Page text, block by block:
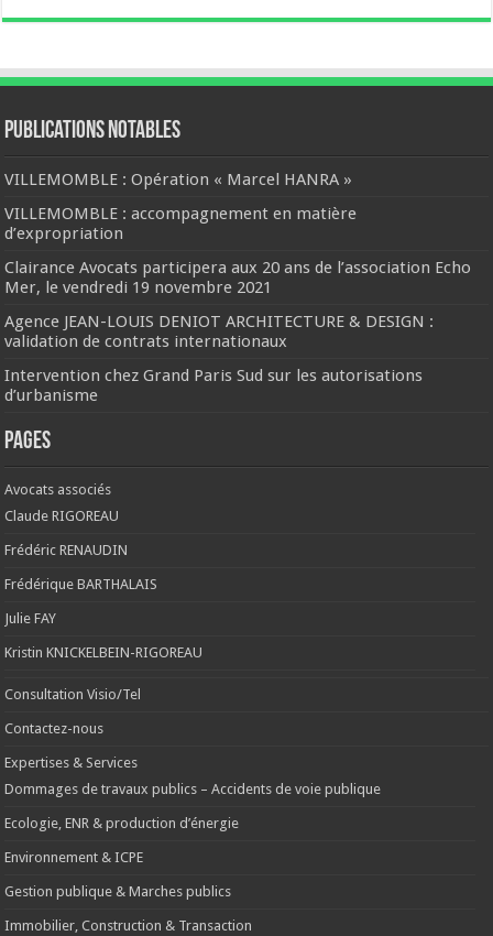
Publications notables
VILLEMOMBLE : Opération « Marcel HANRA »
VILLEMOMBLE : accompagnement en matière
d’expropriation
Clairance Avocats participera aux 20 ans de l’association Echo
Mer, le vendredi 19 novembre 2021
Agence JEAN-LOUIS DENIOT ARCHITECTURE & DESIGN :
validation de contrats internationaux
Intervention chez Grand Paris Sud sur les autorisations
d’urbanisme
Pages
Avocats associés
Claude RIGOREAU
Frédéric RENAUDIN
Frédérique BARTHALAIS
Julie FAY
Kristin KNICKELBEIN-RIGOREAU
Consultation Visio/Tel
Contactez-nous
Expertises & Services
Dommages de travaux publics – Accidents de voie publique
Ecologie, ENR & production d’énergie
Environnement & ICPE
Gestion publique & Marches publics
Immobilier, Construction & Transaction